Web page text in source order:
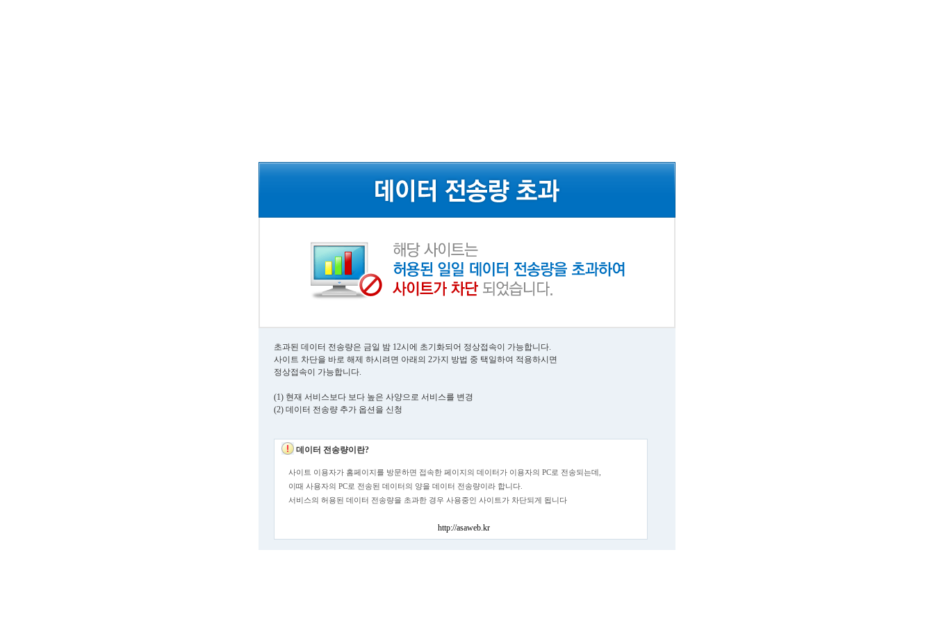
초과된 데이터 전송량은 금일 밤 12시에 초기화되어 정상접속이 가능합니다.
사이트 차단을 바로 해제 하시려면 아래의 2가지 방법 중 택일하여 적용하시면
정상접속이 가능합니다.
(1) 현재 서비스보다 보다 높은 사양으로 서비스를 변경
(2) 데이터 전송량 추가 옵션을 신청
데이터 전송량이란?
사이트 이용자가 홈페이지를 방문하면 접속한 페이지의 데이터가 이용자의 PC로 전송되는데,
이때 사용자의 PC로 전송된 데이터의 양을 데이터 전송량이라 합니다.
서비스의 허용된 데이터 전송량을 초과한 경우 사용중인 사이트가 차단되게 됩니다
http://asaweb.kr